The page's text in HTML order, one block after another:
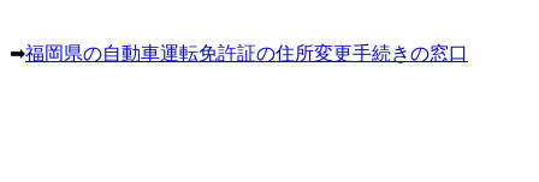
➡福岡県の自動車運転免許証の住所変更手続きの窓口